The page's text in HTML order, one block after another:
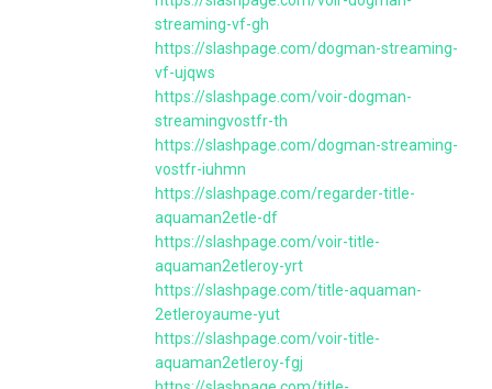
streaming-vf-gh
https://slashpage.com/dogman-streaming-
vf-ujqws
https://slashpage.com/voir-dogman-
streamingvostfr-th
https://slashpage.com/dogman-streaming-
vostfr-iuhmn
https://slashpage.com/regarder-title-
aquaman2etle-df
https://slashpage.com/voir-title-
aquaman2etleroy-yrt
https://slashpage.com/title-aquaman-
2etleroyaume-yut
https://slashpage.com/voir-title-
aquaman2etleroy-fgj